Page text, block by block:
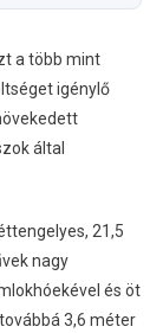
a több mint
igénylő
által
21,5
nagy
és öt
3,6 méter